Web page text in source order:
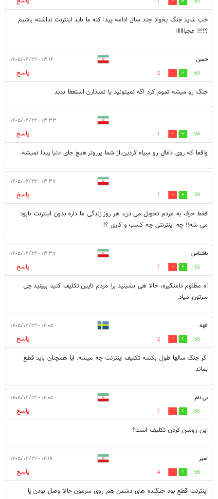
خب شاید جنگ بخواد چند سال ادامه پیدا کنه ما باید اینترنت نداشته باشیم
؟!!!! عجباااااا
حسن ۱۳:۱۴ - ۱۴۰۵/۰۲/۲۲
60
2
پاسخ
جنگ رو میشه تموم کرد اگه نمیتونید یا نمیذارن استعفا بدید
۱۳:۳۳ - ۱۴۰۵/۰۲/۲۲
94
1
پاسخ
واقعا که روی ذغال رو سیاه کردین.از شما پرروتر هیچ جای دنیا پیدا نمیشه.
۱۳:۳۷ - ۱۴۰۵/۰۲/۲۲
59
1
پاسخ
فقط حرف به مردم تحویل می دن، هر روز زندگی ما داره بدون اینترنت نابود
می شه!! چه اینترنتی چه کسب و کاری ؟!
ناشناس ۱۳:۳۷ - ۱۴۰۵/۰۲/۲۲
55
1
پاسخ
آه مظلوم دامنگیره، حالا هی بشینید برا مردم تایین تکلیف کنید ببینید چی
سرتون میاد.
الهه ۱۴:۰۵ - ۱۴۰۵/۰۲/۲۲
53
2
پاسخ
اگر جنگ سالها طول بکشه تکلیف اینترنت چه میشه. آیا همچنان باید قطع
بماند
بی نام ۱۴:۰۵ - ۱۴۰۵/۰۲/۲۲
30
1
پاسخ
این روشن کردن تکلیف است؟
امیر ۱۴:۱۹ - ۱۴۰۵/۰۲/۲۲
56
4
پاسخ
اینترنت قطع بود جنگنده های دشمن هم روی سرمون حالا وصل بودن یا